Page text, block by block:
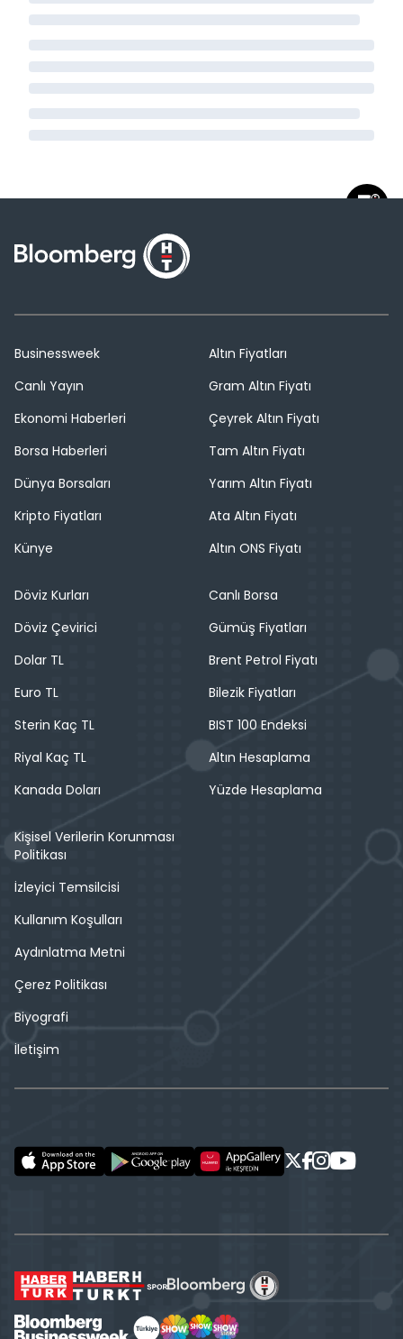
Businessweek
Canlı Yayın
Ekonomi Haberleri
Borsa Haberleri
Dünya Borsaları
Kripto Fiyatları
Künye
Altın Fiyatları
Gram Altın Fiyatı
Çeyrek Altın Fiyatı
Tam Altın Fiyatı
Yarım Altın Fiyatı
Ata Altın Fiyatı
Altın ONS Fiyatı
Döviz Kurları
Döviz Çevirici
Dolar TL
Euro TL
Sterin Kaç TL
Riyal Kaç TL
Kanada Doları
Canlı Borsa
Gümüş Fiyatları
Brent Petrol Fiyatı
Bilezik Fiyatları
BIST 100 Endeksi
Altın Hesaplama
Yüzde Hesaplama
Kişisel Verilerin Korunması
Politikası
İzleyici Temsilcisi
Kullanım Koşulları
Aydınlatma Metni
Çerez Politikası
Biyografi
İletişim